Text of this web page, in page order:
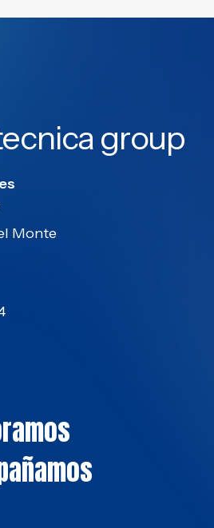
group
Monte